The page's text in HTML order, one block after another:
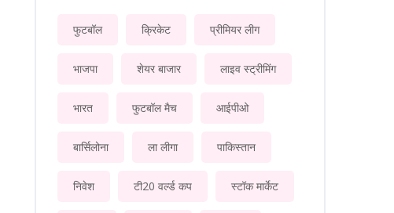
फुटबॉल क्रिकेट प्रीमियर लीग
भाजपा शेयर बाजार लाइव स्ट्रीमिंग
भारत फुटबॉल मैच आईपीओ
बार्सिलोना ला लीगा पाकिस्तान
निवेश टी20 वर्ल्ड कप स्टॉक मार्केट